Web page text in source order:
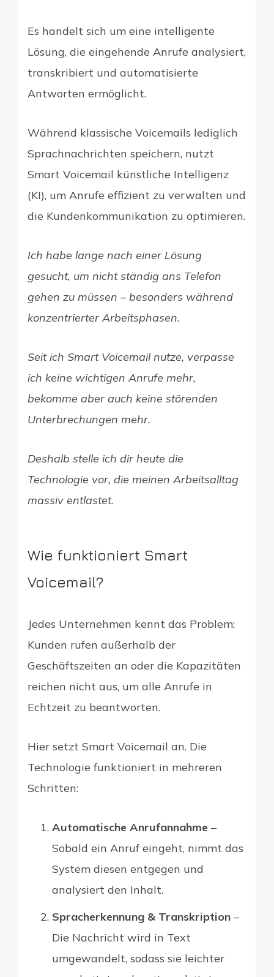
Es handelt sich um eine intelligente
Lösung, die eingehende Anrufe analysiert,
transkribiert und automatisierte
Antworten ermöglicht.
Während klassische Voicemails lediglich
Sprachnachrichten speichern, nutzt
Smart Voicemail künstliche Intelligenz
(KI), um Anrufe effizient zu verwalten und
die Kundenkommunikation zu optimieren.
Ich habe lange nach einer Lösung
gesucht, um nicht ständig ans Telefon
gehen zu müssen – besonders während
konzentrierter Arbeitsphasen.
Seit ich Smart Voicemail nutze, verpasse
ich keine wichtigen Anrufe mehr,
bekomme aber auch keine störenden
Unterbrechungen mehr.
Deshalb stelle ich dir heute die
Technologie vor, die meinen Arbeitsalltag
massiv entlastet.
Wie funktioniert Smart
Voicemail?
Jedes Unternehmen kennt das Problem:
Kunden rufen außerhalb der
Geschäftszeiten an oder die Kapazitäten
reichen nicht aus, um alle Anrufe in
Echtzeit zu beantworten.
Hier setzt Smart Voicemail an. Die
Technologie funktioniert in mehreren
Schritten:
Automatische Anrufannahme –
Sobald ein Anruf eingeht, nimmt das
System diesen entgegen und
analysiert den Inhalt.
Spracherkennung & Transkription –
Die Nachricht wird in Text
umgewandelt, sodass sie leichter